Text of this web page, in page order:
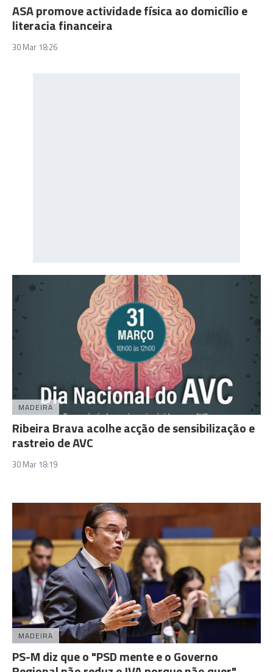
ASA promove actividade física ao domicílio e
literacia financeira
30 Mar 18:26
MADEIRA
Ribeira Brava acolhe acção de sensibilização e
rastreio de AVC
30 Mar 18:19
MADEIRA
PS-M diz que o "PSD mente e o Governo